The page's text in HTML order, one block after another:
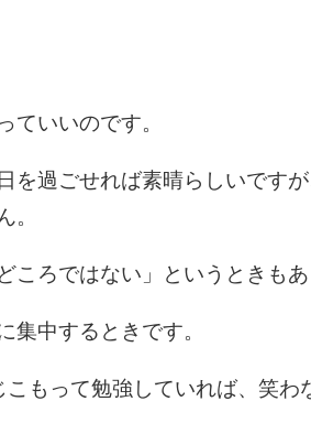
ていいのです。
を過ごせれば素晴らしいです
。
ころではない」というときもあ
集中するときです。
もって勉強していれば、笑わ